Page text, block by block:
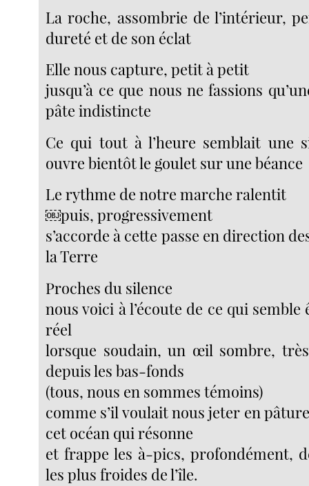
La roche, assombrie de l’intérieur,
dureté et de son éclat
Elle nous capture, petit à petit
jusqu’à ce que nous ne fassions
pâte indistincte
Ce qui tout à l’heure semblait une
ouvre bientôt le goulet sur une béance
Le rythme de notre marche ralentit
￼puis, progressivement
s’accorde à cette passe en direction
la Terre
Proches du silence
nous voici à l’écoute de ce qui
réel
lorsque soudain, un œil sombre,
depuis les bas-fonds
(tous, nous en sommes témoins)
comme s’il voulait nous jeter en
cet océan qui résonne
et frappe les à-pics, profondément,
les plus froides de l’île.